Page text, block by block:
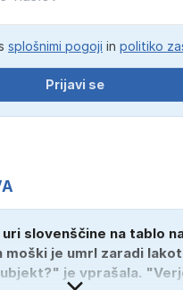
splošnimi pogoji in politiko
Prijavi se
slovenščine na tablo
moški je umrl zaradi
je vprašala.